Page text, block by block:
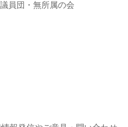
員団・無所属の会